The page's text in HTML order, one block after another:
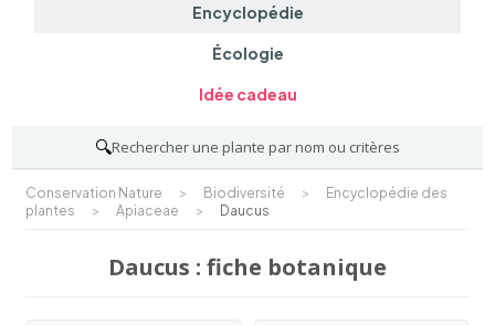
Encyclopédie
Écologie
Idée cadeau
🔍Rechercher une plante par nom ou critères
Conservation Nature > Biodiversité >
Encyclopédie des
plantes
> Apiaceae > Daucus
Daucus : fiche botanique